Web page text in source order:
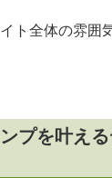
ト全体の雰囲
プを叶え